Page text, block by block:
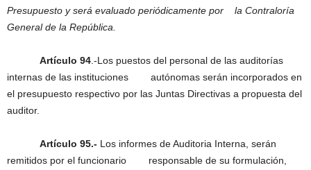
Presupuesto y será evaluado periódicamente por la Contraloría
General de la República.
Artículo 94 .-Los puestos del personal de las auditorías
internas de las instituciones autónomas serán incorporados en
el presupuesto respectivo por las Juntas Directivas a propuesta del
auditor.
Artículo 95.- Los informes de Auditoria Interna, serán
remitidos por el funcionario responsable de su formulación,